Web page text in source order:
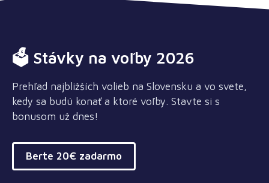
🗳 Stávky na voľby 2026
Prehľad najbližších volieb na Slovensku a vo svete,
kedy sa budú konať a ktoré voľby. Stavte si s
bonusom už dnes!
Berte 20€ zadarmo